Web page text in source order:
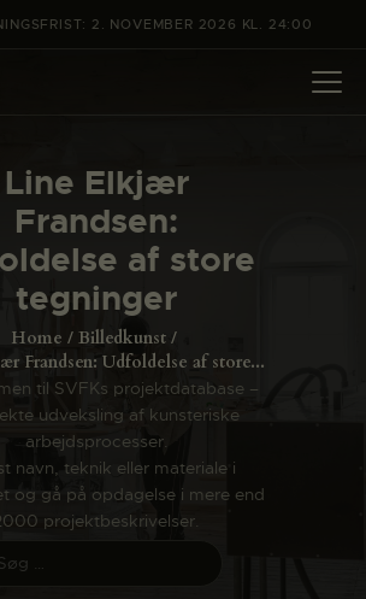
2. NOVEMBER 2026 KL. 24:00
Line Elkjær
Frandsen:
af store
tegninger
Home
Billedkunst
Frandsen: Udfoldelse af store...
til SVFKs projektdatabase –
udveksling af kunsteriske
arbejdsprocesser.
navn, teknik eller materiale i
og gå på opdagelse i mere end
projektbeskrivelser.